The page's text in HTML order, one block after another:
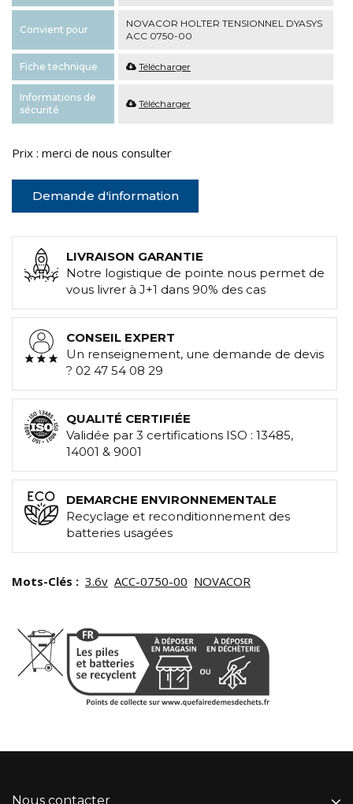
Convient pour
NOVACOR HOLTER TENSIONNEL DYASYS
ACC 0750-00
Fiche technique Télécharger
Informations de
sécurité
Télécharger
Prix : merci de nous consulter
Demande d'information
LIVRAISON GARANTIE
Notre logistique de pointe nous permet de
vous livrer à J+1 dans 90% des cas
CONSEIL EXPERT
Un renseignement, une demande de devis
? 02 47 54 08 29
QUALITÉ CERTIFIÉE
Validée par 3 certifications ISO : 13485,
14001 & 9001
DEMARCHE ENVIRONNEMENTALE
Recyclage et reconditionnement des
batteries usagées
Mots-Clés : 3.6v ACC-0750-00 NOVACOR
Nous contacter